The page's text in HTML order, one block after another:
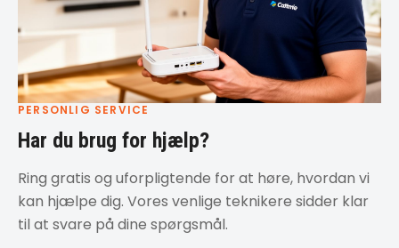
PERSONLIG SERVICE
Har du brug for hjælp?
Ring gratis og uforpligtende for at høre, hvordan vi
kan hjælpe dig. Vores venlige teknikere sidder klar
til at svare på dine spørgsmål.